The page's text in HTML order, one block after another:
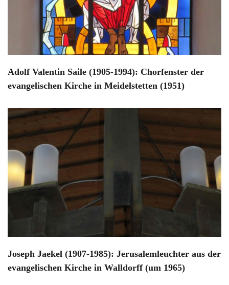
Adolf Valentin Saile (1905-1994): Chorfenster der
evangelischen Kirche in Meidelstetten (1951)
Joseph Jaekel (1907-1985): Jerusalemleuchter aus der
evangelischen Kirche in Walldorff (um 1965)